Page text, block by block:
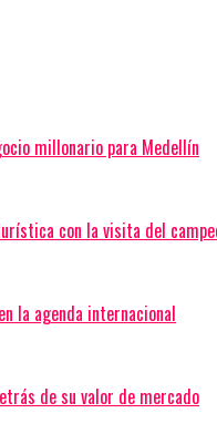
millonario para Medellín
con la visita del
la agenda internacional
de su valor de mercado